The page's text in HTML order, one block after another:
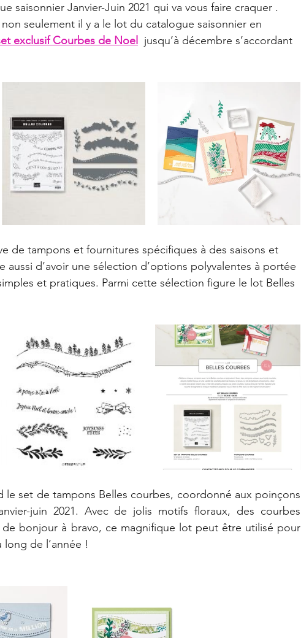
saisonnier Janvier-Juin 2021 qui va vous faire craquer .
seulement il y a le lot du catalogue saisonnier en
exclusif Courbes de Noel jusqu’à décembre s’accordant
de tampons et fournitures spécifiques à des saisons et
aussi d’avoir une sélection d’options polyvalentes à portée
et pratiques. Parmi cette sélection figure le lot Belles
set de tampons Belles courbes, coordonné aux poinçons
juin 2021. Avec de jolis motifs floraux, des courbes
bonjour à bravo, ce magnifique lot peut être utilisé pour
de l’année !